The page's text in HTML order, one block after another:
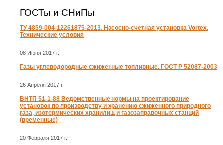
ГОСТы и СНиПы
ТУ 4859-004-12261875-2013. Насосно-счетная установка Vortex.
Технические условия
08 Июня 2017 г.
Газы углеводородные сжиженные топливные. ГОСТ Р 52087-2003
26 Апреля 2017 г.
ВНТП 51-1-88 Ведомственные нормы на проектирование
установок по производству и хранению сжиженного природного
газа, изотермических хранилищ и газозаправочных станций
(временные)
20 Февраля 2017 г.